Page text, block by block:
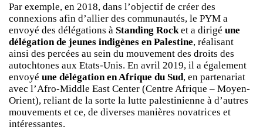
Par exemple, en 2018, dans l’objectif de créer des
connexions afin d’allier des communautés, le PYM a
envoyé des délégations à Standing Rocket a dirigé une
délégation de jeunes indigènes en Palestine, réalisant
ainsi des percées au sein du mouvement des droits des
autochtones aux Etats-Unis. En avril 2019, il a également
envoyé une délégation en Afrique du Sud, en partenariat
avec l’Afro-Middle East Center (Centre Afrique – Moyen-
Orient), reliant de la sorte la lutte palestinienne à d’autres
mouvements et ce, de diverses manières novatrices et
intéressantes.